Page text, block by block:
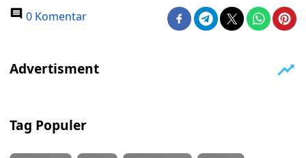
0 Komentar
Tag Populer